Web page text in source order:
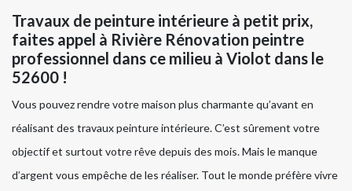
Travaux de peinture intérieure à petit prix,
faites appel à Rivière Rénovation peintre
professionnel dans ce milieu à Violot dans le
52600 !
Vous pouvez rendre votre maison plus charmante qu’avant en
réalisant des travaux peinture intérieure. C’est sûrement votre
objectif et surtout votre rêve depuis des mois. Mais le manque
d’argent vous empêche de les réaliser. Tout le monde préfère vivre